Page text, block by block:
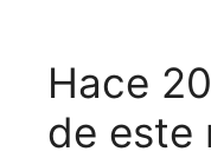
Hace
de este